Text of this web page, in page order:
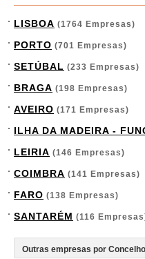
LISBOA (1764 Empresas)
PORTO (701 Empresas)
SETÚBAL (233 Empresas)
BRAGA (198 Empresas)
AVEIRO (171 Empresas)
ILHA DA MADEIRA -
LEIRIA (146 Empresas)
COIMBRA (141 Empresas)
FARO (138 Empresas)
SANTARÉM (116